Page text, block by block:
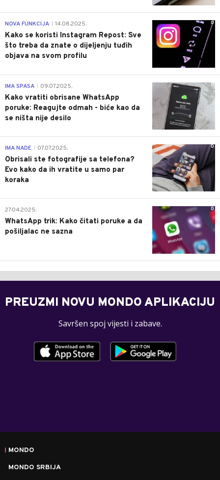
0
NOVA FUNKCIJA 14.08.2025.
Kako se koristi Instagram Repost: Sve
što treba da znate o dijeljenju tuđih
objava na svom profilu
0
IMA SPASA 09.07.2025.
Kako vratiti obrisane WhatsApp
poruke: Reagujte odmah - biće kao da
se ništa nije desilo
0
IMA NADE 07.07.2025.
Obrisali ste fotografije sa telefona?
Evo kako da ih vratite u samo par
koraka
0
27.04.2025.
WhatsApp trik: Kako čitati poruke a da
pošiljalac ne sazna
PREUZMI NOVU MONDO APLIKACIJU
Savršen spoj vijesti i zabave.
MONDO
MONDO SRBIJA